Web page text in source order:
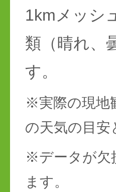
1kmメッシ
類（晴れ、
す。
※実際の現地
の天気の目
※データが欠
ます。